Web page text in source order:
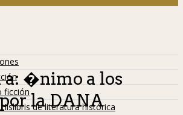
ficción
de literatura histórica
a: �nimo a los
la DANA